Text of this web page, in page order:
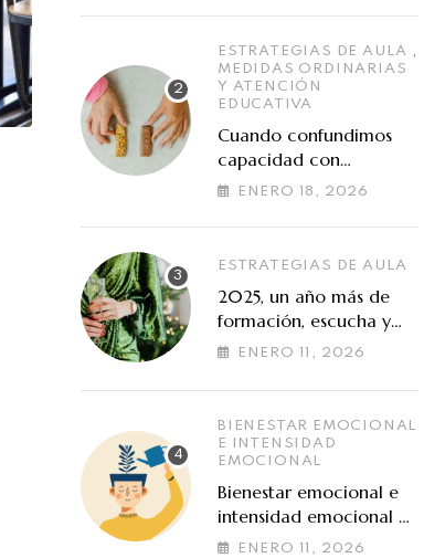
malinterpreta
ESTRATEGIAS DE AULA ,
MEDIDAS ORDINARIAS
Y ATENCIÓN
EDUCATIVA
Cuando confundimos
capacidad con
preferencias de
ENERO 18, 2026
ESTRATEGIAS DE AULA
2025, un año más de
formación, escucha y
cooperación en torno a
ENERO 11, 2026
BIENESTAR EMOCIONAL
E INTENSIDAD
EMOCIONAL
Bienestar emocional e
intensidad emocional en
las altas capacidades
ENERO 11, 2026